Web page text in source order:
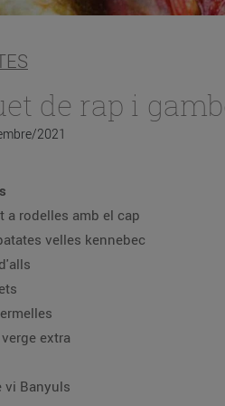
de rap i
2021
a rodelles amb el cap
velles kennebec
extra
vi Banyuls